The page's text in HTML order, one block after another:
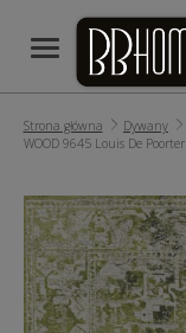
Strona główna Dywany
WOOD 9645 Louis De Poorter